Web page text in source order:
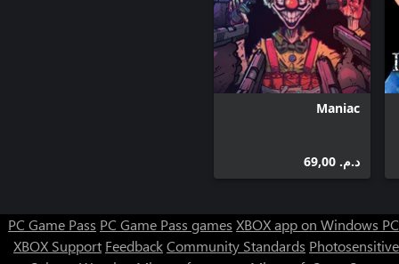
Maniac
د.م.‏ 69,00
PC Game Pass PC Game Pass games XBOX app on Windows PC
XBOX Support FeedbackCommunity Standards Photosensitive